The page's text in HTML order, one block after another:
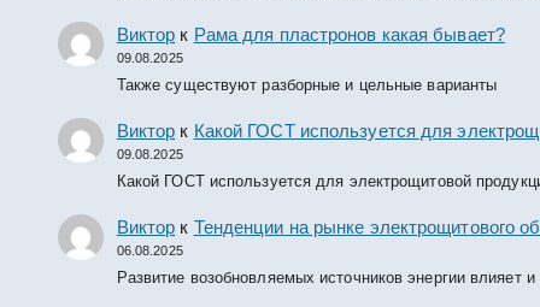
Виктор к Рама для пластронов какая бывает?
09.08.2025
Также существуют разборные и цельные варианты
Виктор к Какой ГОСТ используется для
09.08.2025
Какой ГОСТ используется для электрощитовой
Виктор к Тенденции на рынке электрощитового
06.08.2025
Развитие возобновляемых источников энергии влияет